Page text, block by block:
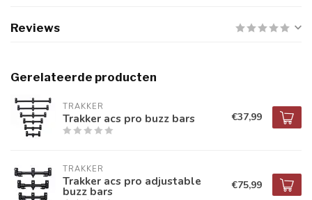
Reviews
Gerelateerde producten
TRAKKER
Trakker acs pro buzz bars €37,99
TRAKKER
Trakker acs pro adjustable
buzz bars €75,99